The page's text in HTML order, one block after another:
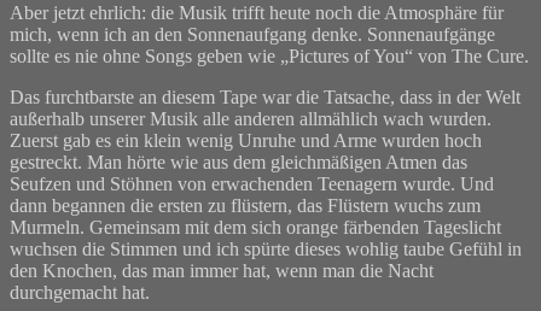
Aber jetzt ehrlich: die Musik trifft heute noch die Atmosphäre für
mich, wenn ich an den Sonnenaufgang denke. Sonnenaufgänge
sollte es nie ohne Songs geben wie „Pictures of You“ von The Cure.
Das furchtbarste an diesem Tape war die Tatsache, dass in der Welt
außerhalb unserer Musik alle anderen allmählich wach wurden.
Zuerst gab es ein klein wenig Unruhe und Arme wurden hoch
gestreckt. Man hörte wie aus dem gleichmäßigen Atmen das
Seufzen und Stöhnen von erwachenden Teenagern wurde. Und
dann begannen die ersten zu flüstern, das Flüstern wuchs zum
Murmeln. Gemeinsam mit dem sich orange färbenden Tageslicht
wuchsen die Stimmen und ich spürte dieses wohlig taube Gefühl in
den Knochen, das man immer hat, wenn man die Nacht
durchgemacht hat.